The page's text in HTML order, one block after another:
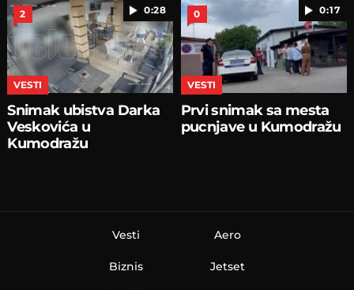
0:28
2
VESTI
Snimak ubistva Darka
Veskovića u
Kumodražu
0:17
0
VESTI
Prvi snimak sa mesta
pucnjave u Kumodražu
Vesti
Biznis
Aero
Jetset